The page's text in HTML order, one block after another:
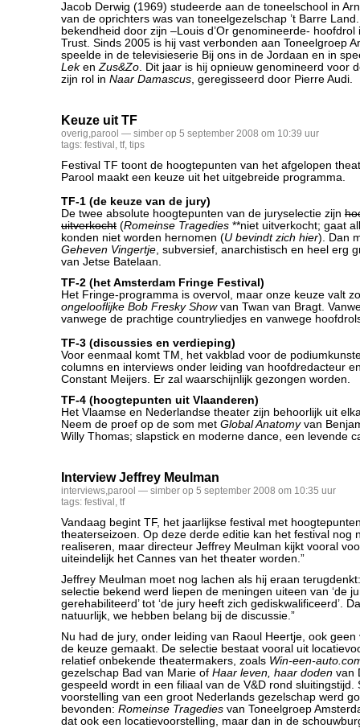
Jacob Derwig (1969) studeerde aan de toneelschool in
van de oprichters was van toneelgezelschap ’t Barre
bekendheid door zijn –Louis d’Or genomineerde-
Trust. Sinds 2005 is hij vast verbonden aan Toneelgroep
speelde in de televisieserie Bij ons in de Jordaan en in
LekenZus&Zo. Dit jaar is hij opnieuw genomineerd voor
zijn rol in Naar Damascus, geregisseerd door Pierre Audi.
Keuze uit TF
overig,parool — simber op 5 september 2008 om 10:39 uur
tags: festival , tf, tips
Festival TF toont de hoogtepunten van het afgelopen
Parool maakt een keuze uit het uitgebreide programma.
TF-1 (de keuze van de jury)
De twee absolute hoogtepunten van de juryselectie zijn
uitverkocht (Romeinse Tragedies **niet uitverkocht; gaat
konden niet worden hernomen (U bevindt zich hier). Dan
Geheven Vingertje, subversief, anarchistisch en heel erg
van Jetse Batelaan.
TF-2 (het Amsterdam Fringe Festival)
Het Fringe-programma is overvol, maar onze keuze valt
ongelooflijke Bob Fresky Showvan Twan van Bragt.
vanwege de prachtige countryliedjes en vanwege
TF-3 (discussies en verdieping)
Voor eenmaal komt TM, het vakblad voor de
columns en interviews onder leiding van hoofdredacteur
Constant Meijers. Er zal waarschijnlijk gezongen worden.
TF-4 (hoogtepunten uit Vlaanderen)
Het Vlaamse en Nederlandse theater zijn behoorlijk uit
Neem de proef op de som met Global Anatomyvan
Willy Thomas; slapstick en moderne dance, een levende
Interview Jeffrey Meulman
interviews,parool — simber op 5 september 2008 om 10:35 uur
tags: festival , tf
Vandaag begint TF, het jaarlijkse festival met
theaterseizoen. Op deze derde editie kan het festival nog
realiseren, maar directeur Jeffrey Meulman kijkt vooral
uiteindelijk het Cannes van het theater worden.”
Jeffrey Meulman moet nog lachen als hij eraan
selectie bekend werd liepen de meningen uiteen van ‘de
gerehabiliteerd’ tot ‘de jury heeft zich gediskwalificeerd’.
natuurlijk, we hebben belang bij de discussie.”
Nu had de jury, onder leiding van Raoul Heertje, ook
de keuze gemaakt. De selectie bestaat vooral uit
relatief onbekende theatermakers, zoals Win-een-
gezelschap Bad van Marie of Haar leven, haar doden van
gespeeld wordt in een filiaal van de V&D rond sluitingstijd.
voorstelling van een groot Nederlands gezelschap werd
bevonden: Romeinse Tragedies van Toneelgroep
dat ook een locatievoorstelling, maar dan in de